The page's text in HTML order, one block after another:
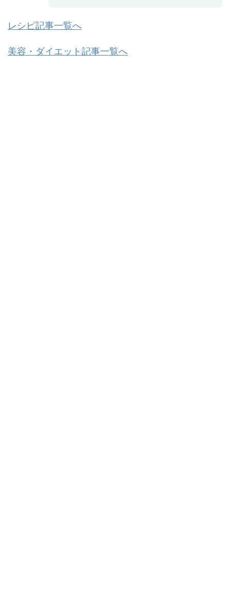
レシピ記事一覧へ
美容・ダイエット記事一覧へ